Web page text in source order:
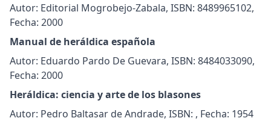
Autor: Editorial Mogrobejo-Zabala, ISBN: 8489965102,
Fecha: 2000
Manual de heráldica española
Autor: Eduardo Pardo De Guevara, ISBN: 8484033090,
Fecha: 2000
Heráldica: ciencia y arte de los blasones
Autor: Pedro Baltasar de Andrade, ISBN: , Fecha: 1954